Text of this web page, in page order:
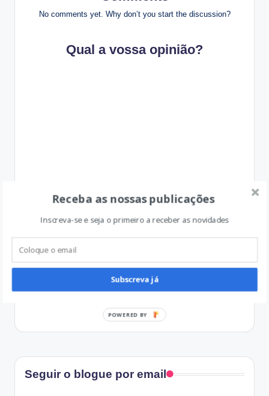
No comments yet. Why don’t you start the discussion?
Qual a vossa opinião?
Seguir o blogue por email
Receba as nossas publicações
Inscreva-se e seja o primeiro a receber as novidades
Subscreva já
POWERED BY